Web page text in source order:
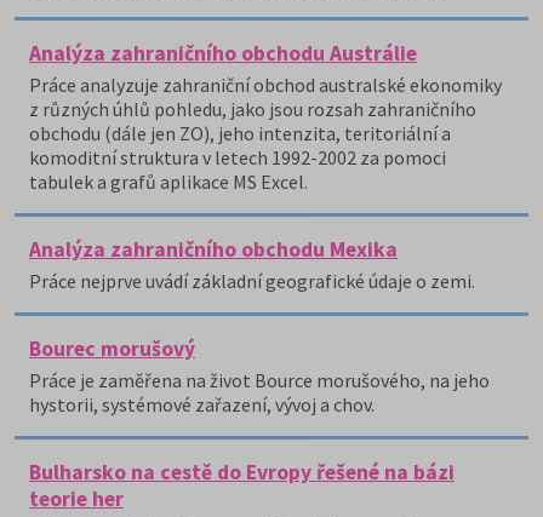
Analýza zahraničního obchodu Austrálie
Práce analyzuje zahraniční obchod australské ekonomiky
z různých úhlů pohledu, jako jsou rozsah zahraničního
obchodu (dále jen ZO), jeho intenzita, teritoriální a
komoditní struktura v letech 1992-2002 za pomoci
tabulek a grafů aplikace MS Excel.
Analýza zahraničního obchodu Mexika
Práce nejprve uvádí základní geografické údaje o zemi.
Bourec morušový
Práce je zaměřena na život Bource morušového, na jeho
hystorii, systémové zařazení, vývoj a chov.
Bulharsko na cestě do Evropy řešené na bázi
teorie her